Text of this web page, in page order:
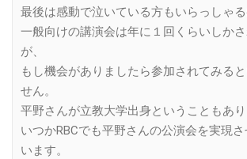
最後は感動で泣いている方もいらっしゃる
一般向けの講演会は年に１回くらいしか
が、
もし機会がありましたら参加されてみる
せん。
平野さんが立教大学出身ということもあり
いつかRBCでも平野さんの公演会を実現
います。